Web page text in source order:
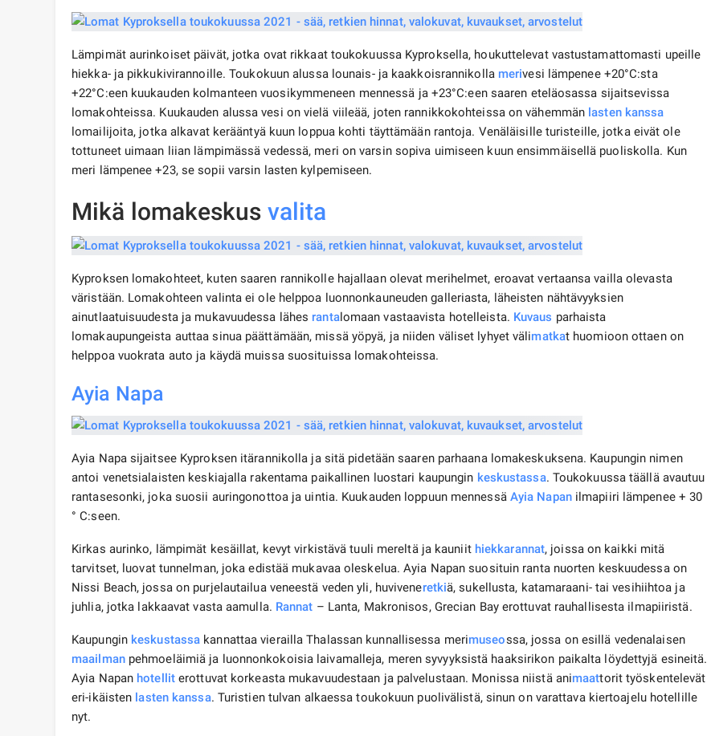
Lämpimät aurinkoiset päivät, jotka ovat rikkaat toukokuussa Kyproksella, houkuttelevat vastustamattomasti upeille
hiekka- ja pikkukivirannoille. Toukokuun alussa lounais- ja kaakkoisrannikolla merivesi lämpenee +20°C:sta
+22°C:een kuukauden kolmanteen vuosikymmeneen mennessä ja +23°C:een saaren eteläosassa sijaitsevissa
lomakohteissa. Kuukauden alussa vesi on vielä viileää, joten rannikkokohteissa on vähemmän lasten kanssa
lomailijoita, jotka alkavat kerääntyä kuun loppua kohti täyttämään rantoja. Venäläisille turisteille, jotka eivät ole
tottuneet uimaan liian lämpimässä vedessä, meri on varsin sopiva uimiseen kuun ensimmäisellä puoliskolla. Kun
meri lämpenee +23, se sopii varsin lasten kylpemiseen.
Mikä lomakeskus valita
Kyproksen lomakohteet, kuten saaren rannikolle hajallaan olevat merihelmet, eroavat vertaansa vailla olevasta
väristään. Lomakohteen valinta ei ole helppoa luonnonkauneuden galleriasta, läheisten nähtävyyksien
ainutlaatuisuudesta ja mukavuudessa lähes rantalomaan vastaavista hotelleista. Kuvaus parhaista
lomakaupungeista auttaa sinua päättämään, missä yöpyä, ja niiden väliset lyhyet välimatkat huomioon ottaen on
helppoa vuokrata auto ja käydä muissa suosituissa lomakohteissa.
Ayia Napa
Ayia Napa sijaitsee Kyproksen itärannikolla ja sitä pidetään saaren parhaana lomakeskuksena. Kaupungin nimen
antoi venetsialaisten keskiajalla rakentama paikallinen luostari kaupungin keskustassa. Toukokuussa täällä avautuu
rantasesonki, joka suosii auringonottoa ja uintia. Kuukauden loppuun mennessä Ayia Napanilmapiiri lämpenee + 30
° C:seen.
Kirkas aurinko, lämpimät kesäillat, kevyt virkistävä tuuli mereltä ja kauniit hiekkarannat, joissa on kaikki mitä
tarvitset, luovat tunnelman, joka edistää mukavaa oleskelua. Ayia Napan suosituin ranta nuorten keskuudessa on
Nissi Beach, jossa on purjelautailua veneestä veden yli, huviveneretkiä, sukellusta, katamaraani- tai vesihiihtoa ja
juhlia, jotka lakkaavat vasta aamulla. Rannat – Lanta, Makronisos, Grecian Bay erottuvat rauhallisesta ilmapiiristä.
Kaupungin keskustassa kannattaa vierailla Thalassan kunnallisessa merimuseossa, jossa on esillä vedenalaisen
maailmanpehmoeläimiä ja luonnonkokoisia laivamalleja, meren syvyyksistä haaksirikon paikalta löydettyjä esineitä.
Ayia Napan hotelliterottuvat korkeasta mukavuudestaan ​​ja palvelustaan. Monissa niistä animaattorit työskentelevät
eri-ikäisten lasten kanssa. Turistien tulvan alkaessa toukokuun puolivälistä, sinun on varattava kiertoajelu hotellille
nyt.